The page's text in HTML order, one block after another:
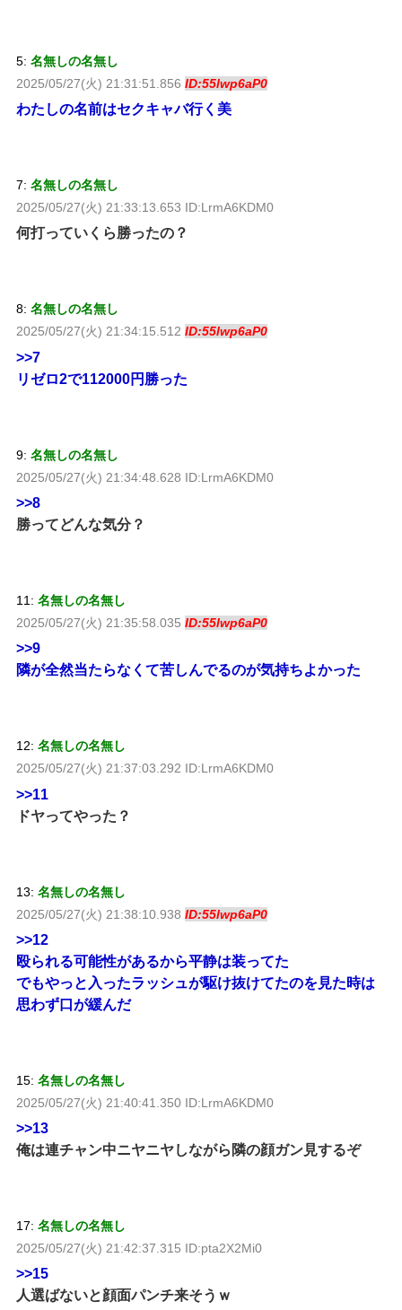
5: 名無しの名無し
2025/05/27(火) 21:31:51.856 ID:55lwp6aP0
わたしの名前はセクキャバ行く美
7: 名無しの名無し
2025/05/27(火) 21:33:13.653 ID:LrmA6KDM0
何打っていくら勝ったの？
8: 名無しの名無し
2025/05/27(火) 21:34:15.512 ID:55lwp6aP0
>>7
リゼロ2で112000円勝った
9: 名無しの名無し
2025/05/27(火) 21:34:48.628 ID:LrmA6KDM0
>>8
勝ってどんな気分？
11: 名無しの名無し
2025/05/27(火) 21:35:58.035 ID:55lwp6aP0
>>9
隣が全然当たらなくて苦しんでるのが気持ちよかった
12: 名無しの名無し
2025/05/27(火) 21:37:03.292 ID:LrmA6KDM0
>>11
ドヤってやった？
13: 名無しの名無し
2025/05/27(火) 21:38:10.938 ID:55lwp6aP0
>>12
殴られる可能性があるから平静は装ってた
でもやっと入ったラッシュが駆け抜けてたのを見た時は
思わず口が緩んだ
15: 名無しの名無し
2025/05/27(火) 21:40:41.350 ID:LrmA6KDM0
>>13
俺は連チャン中ニヤニヤしながら隣の顔ガン見するぞ
17: 名無しの名無し
2025/05/27(火) 21:42:37.315 ID:pta2X2Mi0
>>15
人選ばないと顔面パンチ来そうｗ